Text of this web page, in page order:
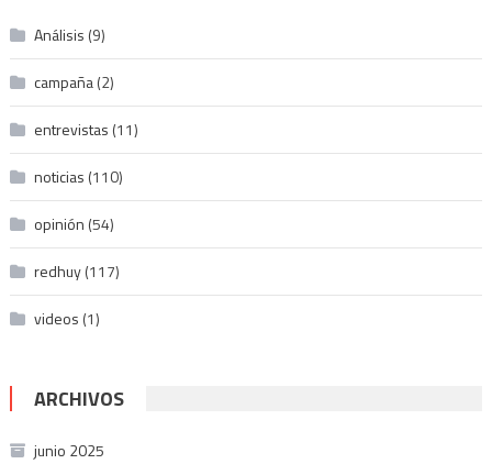
Análisis (9)
campaña(2)
entrevistas (11)
noticias (110)
opinión (54)
redhuy(117)
videos (1)
ARCHIVOS
junio 2025